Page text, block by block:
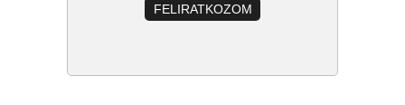
FELIRATKOZOM